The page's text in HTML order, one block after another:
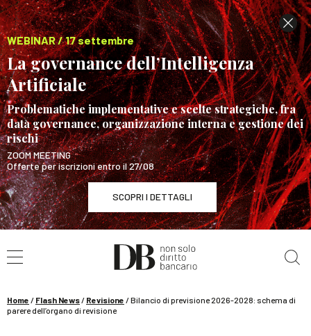
WEBINAR / 17 settembre
La governance dell’Intelligenza
Artificiale
Problematiche implementative e scelte strategiche, fra
data governance, organizzazione interna e gestione dei
rischi
ZOOM MEETING
Offerte per iscrizioni entro il 27/08
SCOPRI I DETTAGLI
WEBINAR / 17 settembre
La governance dell’Intelligenza Artificiale
Home / Flash News/ Revisione /Bilancio di previsione 2026-2028: schema di
parere dell’organo di revisione